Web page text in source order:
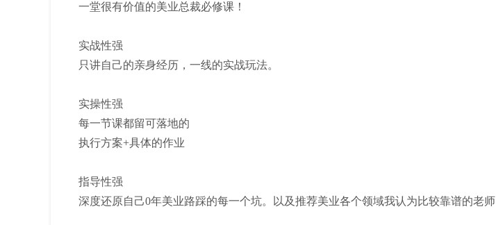
一堂很有价值的美业总裁必修课！
实战性强
只讲自己的亲身经历，一线的实战玩法。
实操性强
每一节课都留可落地的
执行方案+具体的作业
指导性强
深度还原自己0年美业路踩的每一个坑。以及推荐美业各个领域我认为比较靠谱的老师